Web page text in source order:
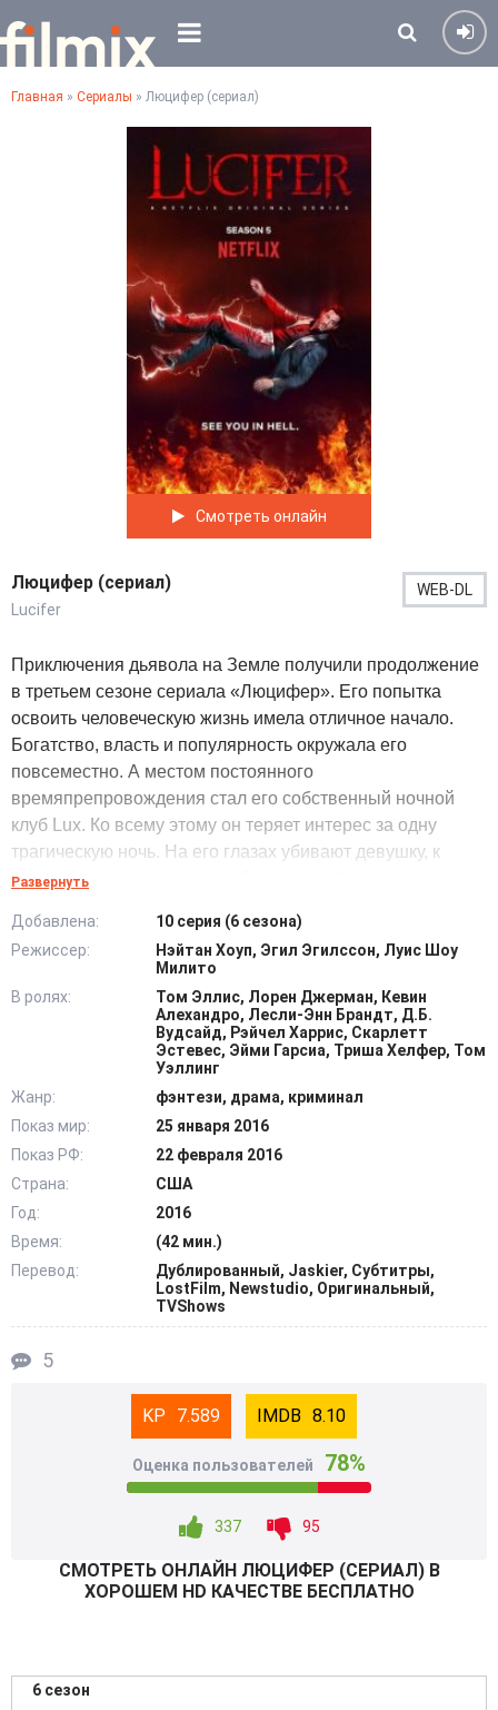
Главная » Сериалы » Люцифер (сериал)
Смотреть онлайн
Люцифер (сериал)
Lucifer
WEB-DL
Приключения дьявола на Земле получили продолжение
в третьем сезоне сериала «Люцифер». Его попытка
освоить человеческую жизнь имела отличное начало.
Богатство, власть и популярность окружала его
повсеместно. А местом постоянного
времяпрепровождения стал его собственный ночной
клуб Lux. Ко всему этому он теряет интерес за одну
трагическую ночь. На его глазах убивают девушку, к
которой успел привязаться Люцифер. Желание
его к красивой и обаятельной сотруднице полиции Хлое.
окунается в любовь. Он решает поведать Хлое о своей
истинной сущности, и цели своего пребывания на
Земле. Но внезапное событие не позволяет ему это
сделать. Получив удар по голове о неизвестного лица,
проснувшись, он оказывается на бескрайней долине
один с ангельскими крыльями на плечах. Учитывая то,
приказа своего отца, не исключена взаимосвязь с этим
событием. Смотрите онлайн новый сезон сериала
«Люцифер» на филмикс сайте, чтобы узнать, чем же
закончится эта необычная история. @Filmix.fan
Развернуть
Добавлена:
10 серия (6 сезона)
Режиссер:
Нэйтан Хоуп, Эгил Эгилссон, Луис Шоу
Милито
В ролях:
Том Эллис, Лорен Джерман, Кевин
Алехандро, Лесли-Энн Брандт, Д.Б.
Вудсайд, Рэйчел Харрис, Скарлетт
Эстевес, Эйми Гарсиа, Триша Хелфер, Том
Уэллинг
Жанр:
фэнтези, драма, криминал
Показ мир:
25 января 2016
Показ РФ:
22 февраля 2016
Страна:
США
Год:
2016
Время:
(42 мин.)
Перевод:
Дублированный, Jaskier, Субтитры,
LostFilm, Newstudio, Оригинальный,
TVShows
5
7.589 8.10
Оценка пользователей 78%
337 95
СМОТРEТЬ ОНЛАЙН ЛЮЦИФЕР (СЕРИАЛ) В
ХОРОШЕМ HD КАЧЕСТВЕ БЕСПЛАТНО
6 сезон